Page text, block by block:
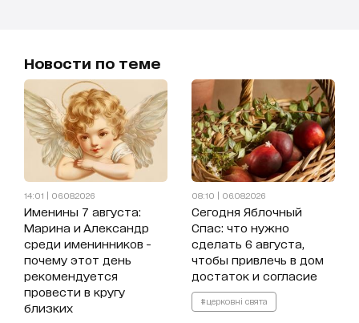
Новости по теме
14:01 | 06.08.2026
Именины 7 августа:
Марина и Александр
среди именинников -
почему этот день
рекомендуется
провести в кругу
близких
08:10 | 06.08.2026
Сегодня Яблочный
Спас: что нужно
сделать 6 августа,
чтобы привлечь в дом
достаток и согласие
#церковні свята